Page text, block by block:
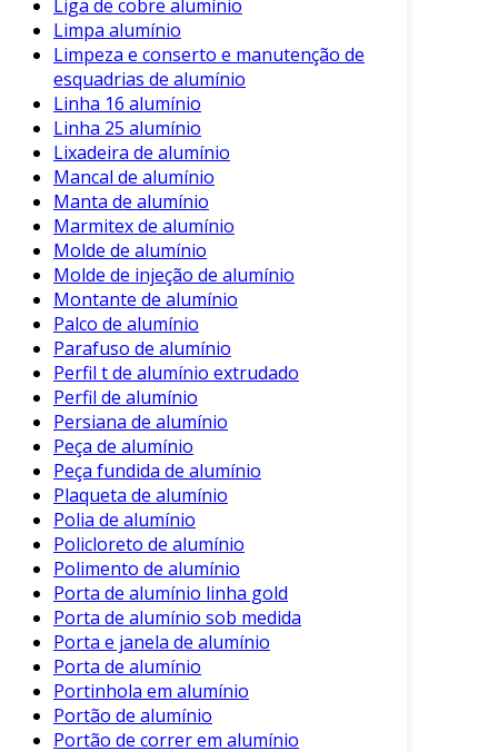
do alumínio composto é fundamental para
quem busca modernizar seus processos
produtivos. Ao considerar suas diversas
propriedades, a adoção desse material faz toda
a diferença na performance e na eficiência das
operações.
Em suma, o alumínio composto não apenas
atende às necessidades práticas da indústria,
mas também entrega um valor estético
significativo. A aplicação desse material
promete um futuro brilhante no setor
industrial e comercial.
Liga de cobre alumínio
Limpa alumínio
Limpeza e conserto e manutenção de
esquadrias de alumínio
Linha 16 alumínio
Linha 25 alumínio
Lixadeira de alumínio
Mancal de alumínio
Manta de alumínio
Marmitex de alumínio
Molde de alumínio
Molde de injeção de alumínio
Montante de alumínio
Palco de alumínio
Parafuso de alumínio
Perfil t de alumínio extrudado
Perfil de alumínio
Persiana de alumínio
Peça de alumínio
Peça fundida de alumínio
Plaqueta de alumínio
Polia de alumínio
Policloreto de alumínio
Polimento de alumínio
Porta de alumínio linha gold
Porta de alumínio sob medida
Porta e janela de alumínio
Porta de alumínio
Portinhola em alumínio
Portão de alumínio
Portão de correr em alumínio